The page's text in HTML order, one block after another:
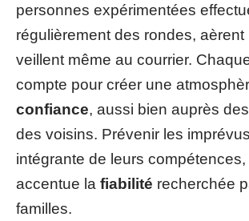
personnes expérimentées
régulièrement des rondes,
veillent même au courrier.
compte pour créer une
confiance, aussi bien auprès
des voisins. Prévenir les
intégrante de leurs compétences,
accentue la fiabilité recherchée
familles.